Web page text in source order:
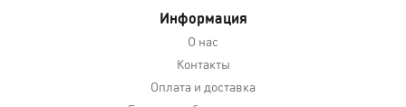
Информация
О нас
Контакты
Оплата и доставка